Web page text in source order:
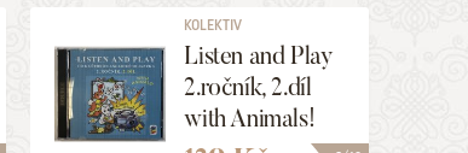
KOLEKTIV
Listen and Play
2.ročník, 2.díl
with Animals!